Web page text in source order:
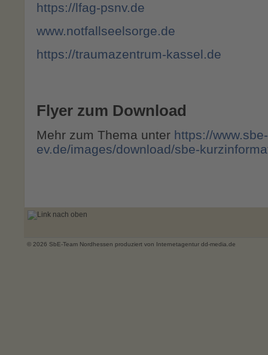
https://lfag-psnv.de
www.notfallseelsorge.de
https://traumazentrum-kassel.de
Flyer zum Download
Mehr zum Thema unter https://www.sbe-
ev.de/images/download/sbe-
nach oben
© 2026 SbE-Team Nordhessen produziert von Internetagentur dd-media.de